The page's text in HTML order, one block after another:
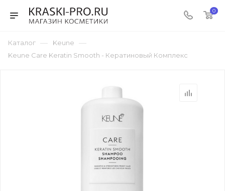
0
Каталог — Keune —
Keune Care Keratin Smooth - Кератиновый Комплекс